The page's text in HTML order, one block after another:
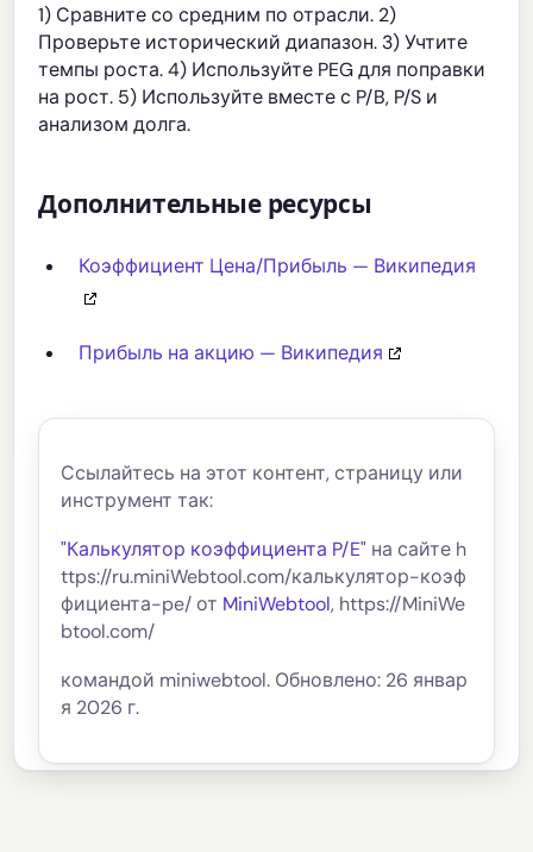
1) Сравните со средним по отрасли. 2)
Проверьте исторический диапазон. 3) Учтите
темпы роста. 4) Используйте PEG для поправки
на рост. 5) Используйте вместе с P/B, P/S и
анализом долга.
Дополнительные ресурсы
Коэффициент Цена/Прибыль — Википедия
Прибыль на акцию — Википедия
Ссылайтесь на этот контент, страницу или
инструмент так:
"Калькулятор коэффициента P/E" на сайте h
ttps://ru.miniWebtool.com/калькулятор-коэф
фициента-pe/ от MiniWebtool, https://MiniWe
btool.com/
командой miniwebtool. Обновлено: 26 январ
я 2026 г.